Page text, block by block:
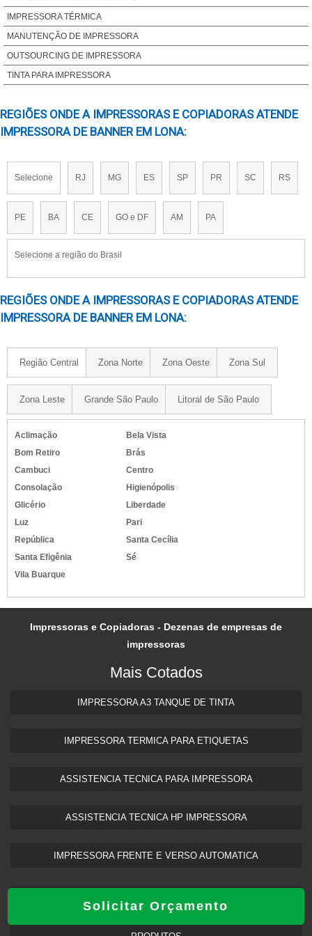
Solicitar Orçamento
LONA PARA IMPRESSÃO DIGITAL PREÇO
MÁQUINA DE IMPRESSÃO DE BANNER
MÁQUINA DE IMPRESSÃO DIGITAL
MAQUINA IMPRESSÃO DIGITAL
IMPRESSORA OFFSET DIGITAL
IMPRESSORA OFFSET DIGITAL PREÇO
IMPRESSORA TÉRMICA
MANUTENÇÃO DE IMPRESSORA
OUTSOURCING DE IMPRESSORA
TINTA PARA IMPRESSORA
REGIÕES ONDE A IMPRESSORAS E COPIADORAS ATENDE
IMPRESSORA DE BANNER EM LONA:
Selecione RJ MG ES SP PR SC RS
PE BA CE GO e DF AM PA
Selecione a região do Brasil
REGIÕES ONDE A IMPRESSORAS E COPIADORAS ATENDE
IMPRESSORA DE BANNER EM LONA:
Região Central Zona Norte Zona Oeste Zona Sul
Zona Leste Grande São Paulo Litoral de São Paulo
Aclimação
Bela Vista
Bom Retiro
Brás
Cambuci
Centro
Consolação
Higienópolis
Glicério
Liberdade
Luz
Pari
República
Santa Cecília
Santa Efigênia
Sé
Vila Buarque
Impressoras e Copiadoras - Dezenas de empresas de
impressoras
Mais Cotados
IMPRESSORA A3 TANQUE DE TINTA​
IMPRESSORA TERMICA PARA ETIQUETAS​
ASSISTENCIA TECNICA PARA IMPRESSORA
ASSISTENCIA TECNICA HP IMPRESSORA​
IMPRESSORA FRENTE E VERSO AUTOMATICA